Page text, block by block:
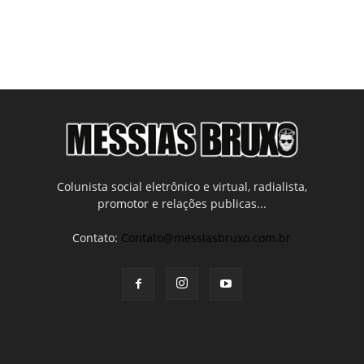
Colunista social eletrônico e virtual, radialista,
promotor e relações publicas...
Contato: Contato@messiasbruxo.com.br